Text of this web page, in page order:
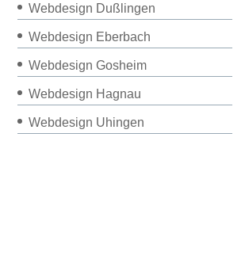
Webdesign Dußlingen
Webdesign Eberbach
Webdesign Gosheim
Webdesign Hagnau
Webdesign Uhingen